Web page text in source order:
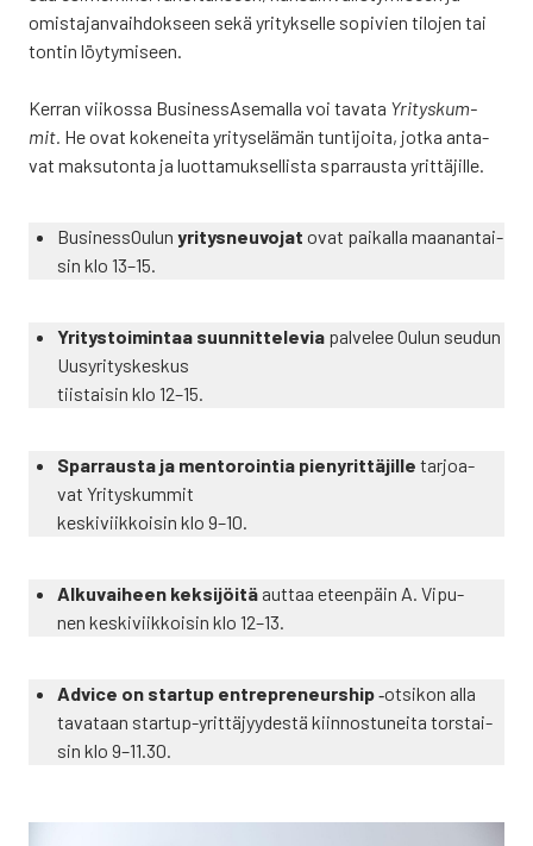
omis­ta­jan­vaih­dok­seen sekä yri­tyk­sel­le sopi­vien tilo­jen tai
ton­tin löy­ty­mi­seen.
Ker­ran vii­kos­sa Business­Asemalla voi tava­ta Yri­tys­kum­
mit. He ovat koke­nei­ta yri­ty­se­lä­män tun­ti­joi­ta, jot­ka anta­
vat mak­su­ton­ta ja luot­ta­muk­sel­lis­ta spar­raus­ta yrit­tä­jil­le.
Business­Oulun yri­tys­neu­vo­jat ovat pai­kal­la maa­nan­tai­
sin klo 13–15.
Yri­tys­toi­min­taa suun­nit­te­le­via pal­ve­lee Oulun seu­dun
Uus­yri­tys­kes­kus
tiis­tai­sin klo 12–15.
Spar­raus­ta ja men­to­roin­tia pie­ny­rit­tä­jil­le tar­joa­
vat Yri­tys­kum­mit
kes­ki­viik­koi­sin klo 9–10.
Alku­vai­heen kek­si­jöi­tä aut­taa eteen­päin A. Vipu­
nen kes­ki­viik­koi­sin klo 12–13.
Advice on star­tup ent­repre­neurs­hip‑otsi­kon alla
tava­taan star­tup-yrit­tä­jyy­des­tä kiin­nos­tu­nei­ta tors­tai­
sin klo 9–11.30.